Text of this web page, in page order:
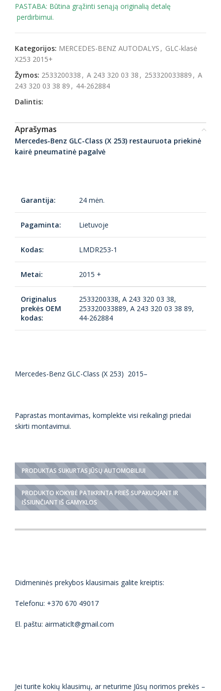
PASTABA: Būtina grąžinti senąją originalią detalę
perdirbimui.
Kategorijos: MERCEDES-BENZ AUTODALYS , GLC-klasė
X253 2015+
Žymos: 2533200338 , A 243 320 03 38 , 253320033889 , A
243 320 03 38 89 , 44-262884
Dalintis:
Aprašymas
Mercedes-Benz GLC-Class (X 253) restauruota priekinė
kairė pneumatinė pagalvė
Garantija: 24 mėn.
Pagaminta: Lietuvoje
Kodas: LMDR253-1
Metai: 2015 +
Originalus
prekės OEM
kodas:
2533200338, A 243 320 03 38,
253320033889, A 243 320 03 38 89,
44-262884
Mercedes-Benz GLC-Class (X 253) 2015–
Paprastas montavimas, komplekte visi reikalingi priedai
skirti montavimui.
PRODUKTAS SUKURTAS JŪSŲ AUTOMOBILIUI
PRODUKTO KOKYBĖ PATIKRINTA PRIEŠ SUPAKUOJANT IR
IŠSIUNČIANT IŠ GAMYKLOS
Didmeninės prekybos klausimais galite kreiptis:
Telefonu: +370 670 49017
El. paštu: airmaticlt@gmail.com
Jei turite kokių klausimų, ar neturime Jūsų norimos prekės –